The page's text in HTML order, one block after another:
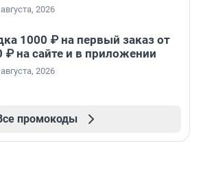
2026
1000 ₽ на первый заказ от
₽ на сайте и в приложении
2026
промокоды